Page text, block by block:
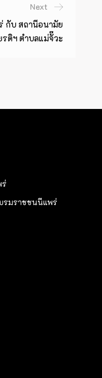
Next
กับ สถานีอนามัย
รติฯ ตำบลแม่จั๊วะ
รมราชชนนีแพร่